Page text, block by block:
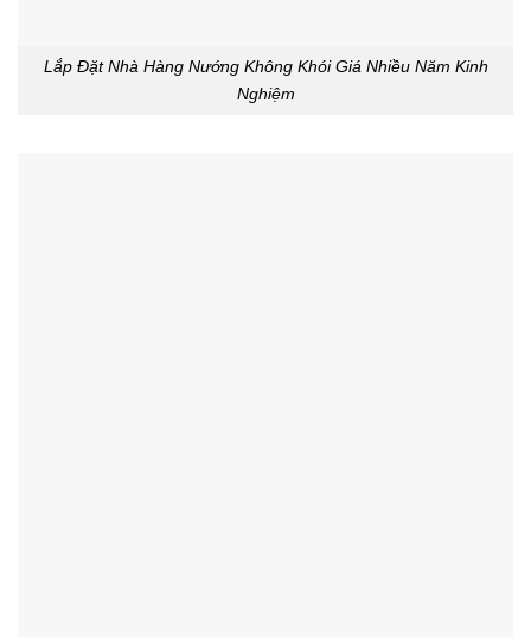
Lắp Đặt Nhà Hàng Nướng Không Khói Giá Nhiều Năm Kinh
Nghiệm